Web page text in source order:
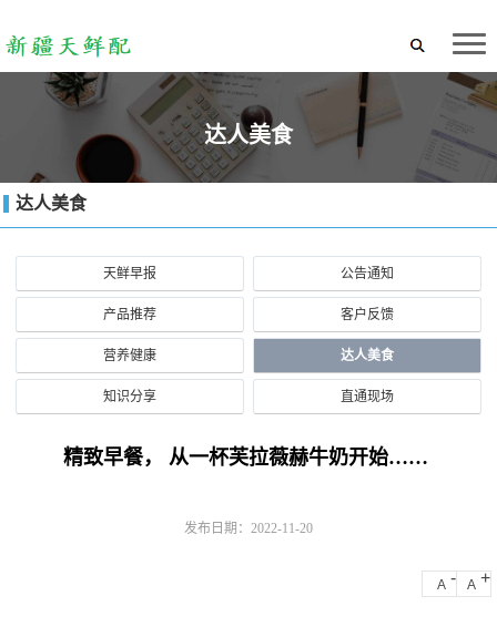
达人美食
达人美食
天鲜早报 公告通知
产品推荐 客户反馈
营养健康 达人美食
知识分享 直通现场
精致早餐， 从一杯芙拉薇赫牛奶开始……
发布日期：2022-11-20
A - A +